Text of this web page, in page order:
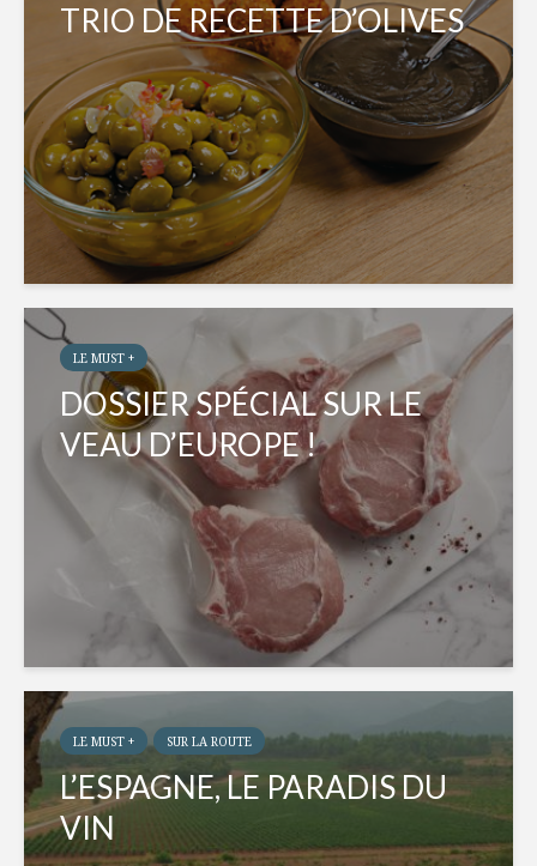
TRIO DE RECETTE D’OLIVES
LE MUST +
DOSSIER SPÉCIAL SUR LE
VEAU D’EUROPE !
LE MUST + SUR LA ROUTE
L’ESPAGNE, LE PARADIS DU
VIN